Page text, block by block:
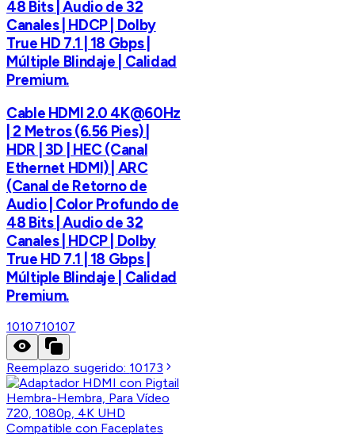
48 Bits | Audio de 32
Canales | HDCP | Dolby
True HD 7.1 | 18 Gbps |
Múltiple Blindaje | Calidad
Premium.
Cable HDMI 2.0 4K@60Hz
| 2 Metros (6.56 Pies) |
HDR | 3D | HEC (Canal
Ethernet HDMI) | ARC
(Canal de Retorno de
Audio | Color Profundo de
48 Bits | Audio de 32
Canales | HDCP | Dolby
True HD 7.1 | 18 Gbps |
Múltiple Blindaje | Calidad
Premium.
1010710107
Reemplazo sugerido: 10173